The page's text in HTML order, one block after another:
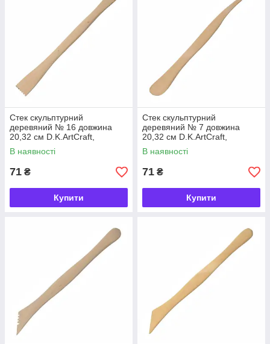
Стек скульптурний
деревяний № 16 довжина
20,32 см D.K.ArtCraft,
94161916
В наявності
71 ₴
Купити
Стек скульптурний
деревяний № 7 довжина
20,32 см D.K.ArtCraft,
94161907
В наявності
71 ₴
Купити